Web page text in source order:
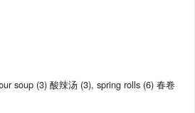
soup (3) 酸辣汤 (3), spring rolls (6) 春卷